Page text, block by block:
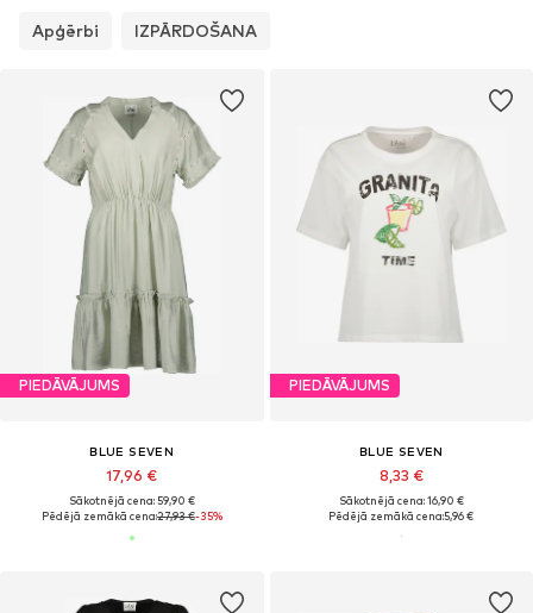
Apģērbi IZPĀRDOŠANA
PIEDĀVĀJUMS
BLUE SEVEN
17,96 €
Sākotnējā cena: 59,90 €
Pēdējā zemākā cena:27,93 €-35%
PIEDĀVĀJUMS
BLUE SEVEN
8,33 €
Sākotnējā cena: 16,90 €
Pēdējā zemākā cena:5,96 €